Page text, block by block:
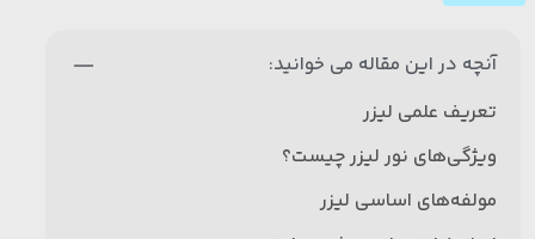
آنچه در این مقاله می خوانید:
تعریف علمی لیزر
ویژگی‌های نور لیزر چیست؟
مولفه‌های اساسی لیزر